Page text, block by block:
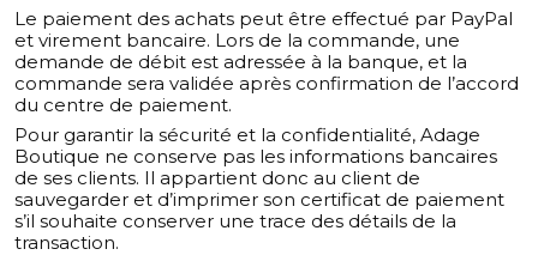
Le paiement des achats peut être effectué par PayPal
et virement bancaire. Lors de la commande, une
demande de débit est adressée à la banque, et la
commande sera validée après confirmation de l’accord
du centre de paiement.
Pour garantir la sécurité et la confidentialité, Adage
Boutique ne conserve pas les informations bancaires
de ses clients. Il appartient donc au client de
sauvegarder et d’imprimer son certificat de paiement
s’il souhaite conserver une trace des détails de la
transaction.